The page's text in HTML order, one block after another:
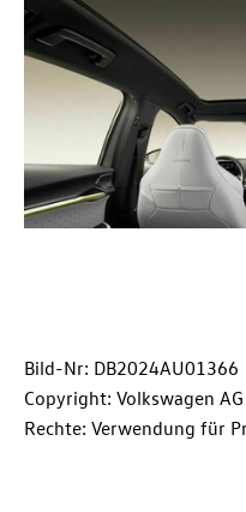
Bild-Nr: DB2024AU01366
Copyright: Volkswagen AG
Rechte: Verwendung für